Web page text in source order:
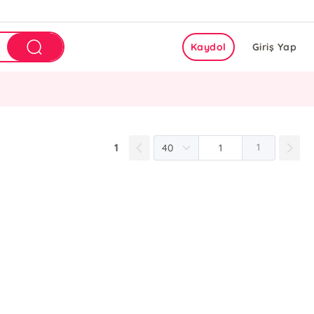
Giriş Yap
Kaydol
1 1